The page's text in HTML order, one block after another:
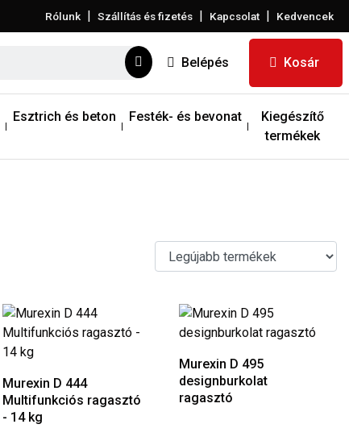
Rólunk | Szállítás és fizetés | Kapcsolat | Kedvencek
Belépés Kosár
Esztrich és beton Festék- és bevonat
Kiegészítő
termékek
Murexin D 444
Multifunkciós ragasztó
- 14 kg
Murexin D 495
designburkolat
ragasztó